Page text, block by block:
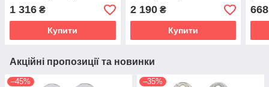
1 316 ₴
Купити
2 190₴
Купити
668
Акційні пропозиції та новинки
–45% –35%